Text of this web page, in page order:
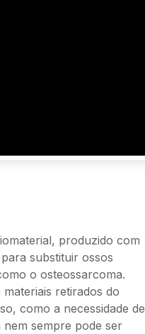
produzido com
substituir ossos
o osteossarcoma.
retirados do
como a necessidade de
nem sempre pode ser